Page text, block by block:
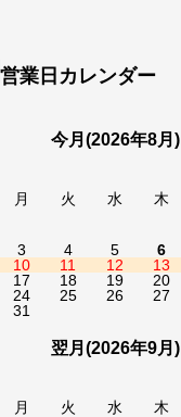
営業日カレンダー
今月(2026年8月)
月 火 水 木
3 4 5 6
10 11 12 13
17 18 19 20
24 25 26 27
31
翌月(2026年9月)
月 火 水 木